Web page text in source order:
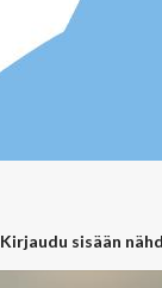
Kirjaudu sisään